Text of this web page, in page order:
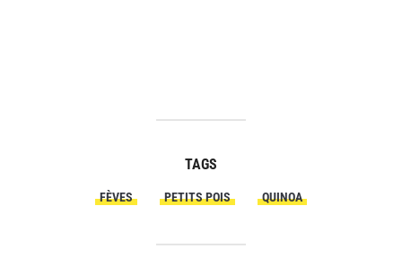
TAGS
FÈVES PETITS POIS QUINOA